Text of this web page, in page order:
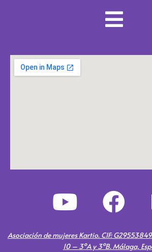
Y
o
u
F
a
c
Asociación de mujeres Kartio. CIF:
10 – 3ºA y 3ºB. Málaga,